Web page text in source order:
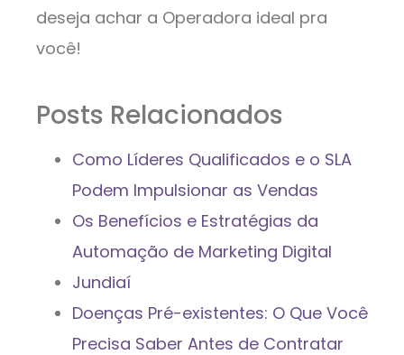
deseja achar a Operadora ideal pra
você!
Posts Relacionados
Como Líderes Qualificados e o SLA
Podem Impulsionar as Vendas
Os Benefícios e Estratégias da
Automação de Marketing Digital
Jundiaí
Doenças Pré-existentes: O Que Você
Precisa Saber Antes de Contratar